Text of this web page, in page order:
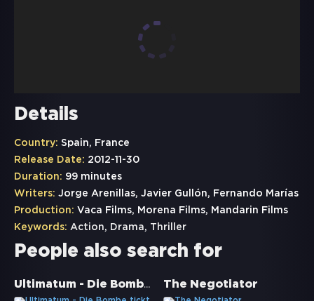
Details
Country: Spain, France
Release Date: 2012-11-30
Duration: 99 minutes
Writers: Jorge Arenillas, Javier Gullón, Fernando Marías
Production: Vaca Films, Morena Films, Mandarin Films
Keywords: Action, Drama, Thriller
People also search for
Ultimatum - Die Bombe tickt The Negotiator